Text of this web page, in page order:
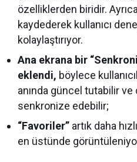
özelliklerden biridir.
kaydederek kullanıcı
kolaylaştırıyor.
Ana ekrana bir
eklendi, böylece
anında güncel tutabilir ve
senkronize edebilir;
“Favoriler” artık daha
en üstünde